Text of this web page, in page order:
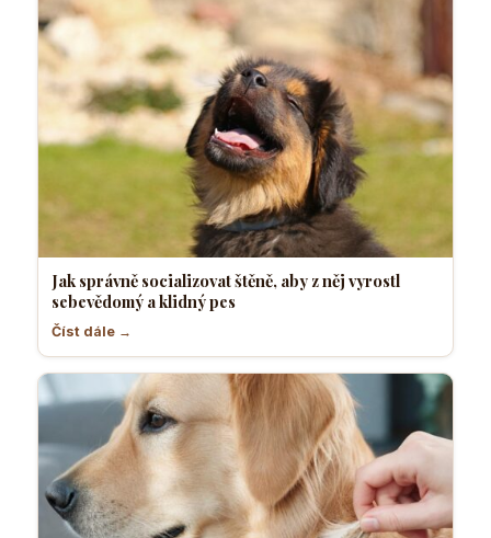
Jak správně socializovat štěně, aby z něj vyrostl
sebevědomý a klidný pes
Číst dále →